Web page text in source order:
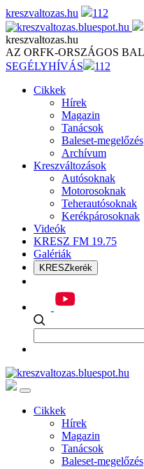
Skip
to
content
kreszvaltozas.hu 112
kreszvaltozas.hu
AZ ORFK-ORSZÁGOS
SEGÉLYHÍVÁS
112
Cikkek
Hírek
Magazin
Tanácsok
Baleset-megelőzés
Archívum
Kreszváltozások
Autósoknak
Motorosoknak
Teherautósoknak
Kerékpárosoknak
Videók
KRESZ FM 19.75
Galériák
KRESZkerék
Cikkek
Hírek
Magazin
Tanácsok
Baleset-megelőzés